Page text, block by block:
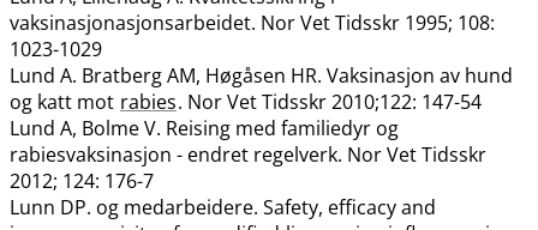
vaksinasjonasjonsarbeidet. Nor Vet Tidsskr 1995; 108:
1023-1029
Lund A. Bratberg AM, Høgåsen HR. Vaksinasjon av hund
og katt mot rabies. Nor Vet Tidsskr 2010;122: 147-54
Lund A, Bolme V. Reising med familiedyr og
rabiesvaksinasjon - endret regelverk. Nor Vet Tidsskr
2012; 124: 176-7
Lunn DP. og medarbeidere. Safety, efficacy and